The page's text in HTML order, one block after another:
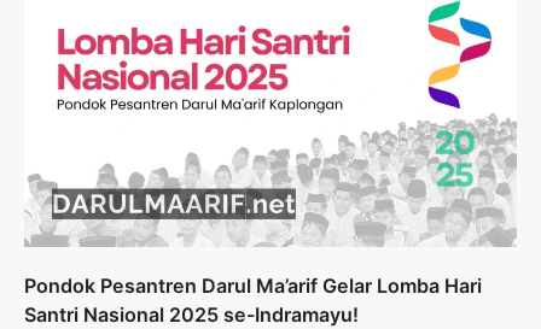
Pondok Pesantren Darul Ma’arif Gelar Lomba Hari
Santri Nasional 2025 se-Indramayu!